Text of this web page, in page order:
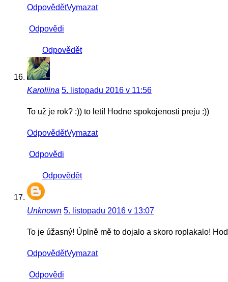
OdpovědětVymazat
Odpovědi
Odpovědět
Karoliina 5. listopadu 2016 v 11:56
To už je rok? :)) to letí! Hodne spokojenosti preju :))
OdpovědětVymazat
Odpovědi
Odpovědět
Unknown 5. listopadu 2016 v 13:07
To je úžasný! Úplně mě to dojalo a skoro roplakalo!
OdpovědětVymazat
Odpovědi